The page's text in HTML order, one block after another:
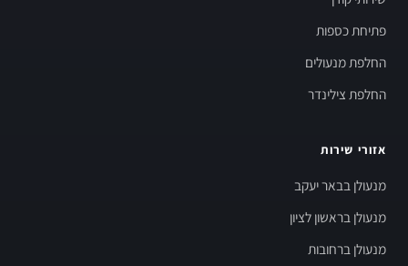
פתיחת כספות
החלפת מנעולים
החלפת צילינדר
אזורי שירות
מנעולן בבאר יעקב
מנעולן בראשון לציון
מנעולן ברחובות